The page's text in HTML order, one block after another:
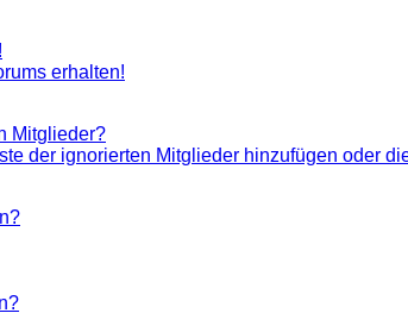
erhalten!
Mitglieder?
der ignorierten Mitglieder hinzufügen oder